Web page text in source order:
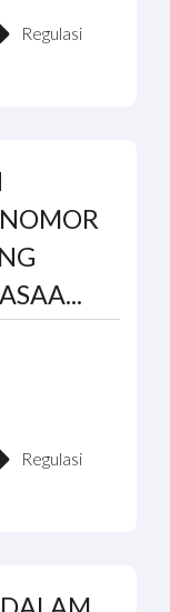
Regulasi
Regulasi